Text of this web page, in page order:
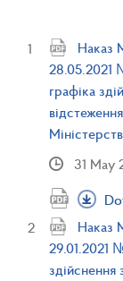
Наказ
28.05.2021
графіка
31 May
Наказ
29.01.2021
здійснення